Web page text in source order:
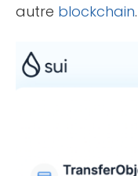
autre blockchain.